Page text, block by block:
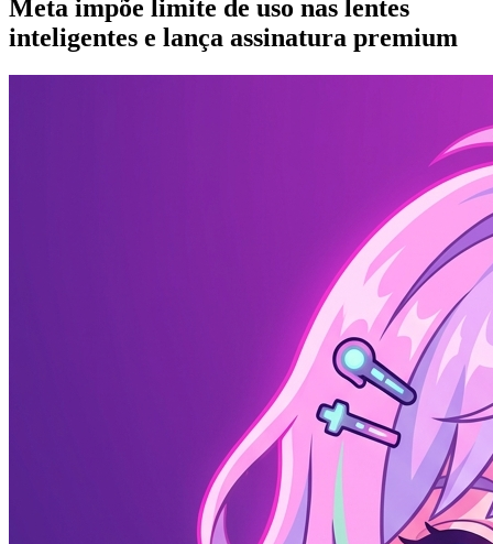
Meta impõe limite de uso nas lentes
inteligentes e lança assinatura premium